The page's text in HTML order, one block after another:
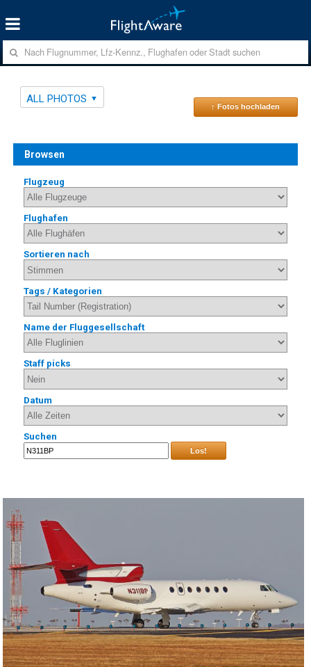
ALL PHOTOS
↑ Fotos hochladen
Browsen
Flugzeug
Flughafen
Sortieren nach
Tags / Kategorien
Name der Fluggesellschaft
Staff picks
Datum
Suchen
Los!